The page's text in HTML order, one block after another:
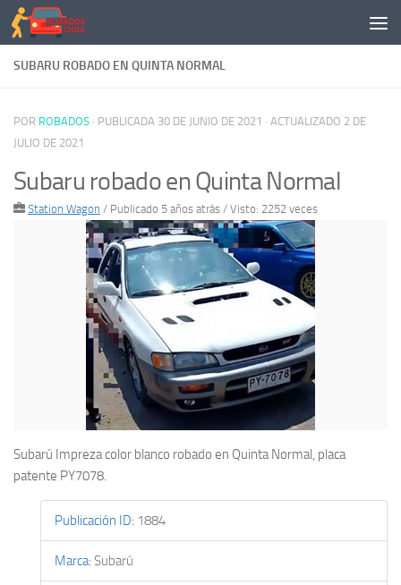
Saltar al contenido
SUBARU ROBADO EN QUINTA NORMAL
POR ROBADOS · PUBLICADA 30 DE JUNIO DE 2021 · ACTUALIZADO 2 DE
JULIO DE 2021
Subaru robado en Quinta Normal
Station Wagon / Publicado 5 años atrás / Visto: 2252 veces
Subarú Impreza color blanco robado en Quinta Normal, placa
patente PY7078.
Publicación ID: 1884
Marca: Subarú